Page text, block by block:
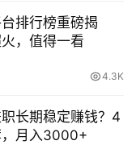
排行榜重磅揭
，值得一看
4.3K
长期稳定赚钱？4
月入3000+